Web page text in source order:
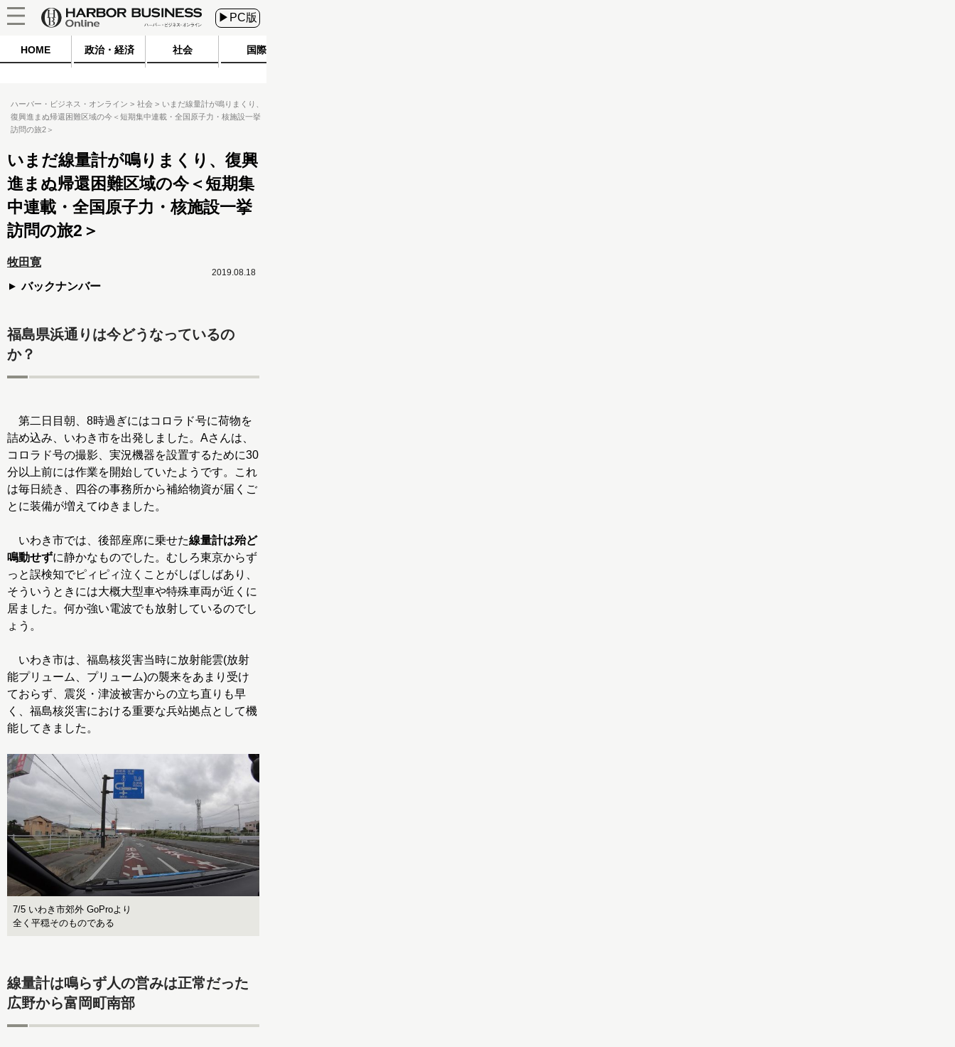
▶PC版
HOME 政治・経済 社会 国際
ハーバー・ビジネス・オンライン 社会
いまだ線量計が鳴りまくり、
復興進まぬ帰還困難区域の今＜短期集中連載・全国原子力・核施設一挙
訪問の旅2＞
いまだ線量計が鳴りまくり、復興
進まぬ帰還困難区域の今＜短期集
中連載・全国原子力・核施設一挙
訪問の旅2＞
牧田寛
バックナンバー
2019.08.18
福島県浜通りは今どうなっているの
か？
第二日目朝、8時過ぎにはコロラド号に荷物を
詰め込み、いわき市を出発しました。Aさんは、
コロラド号の撮影、実況機器を設置するために30
分以上前には作業を開始していたようです。これ
は毎日続き、四谷の事務所から補給物資が届くご
とに装備が増えてゆきました。
いわき市では、後部座席に乗せた線量計は殆ど
鳴動せずに静かなものでした。むしろ東京からず
っと誤検知でピィピィ泣くことがしばしばあり、
そういうときには大概大型車や特殊車両が近くに
居ました。何か強い電波でも放射しているのでし
ょう。
いわき市は、福島核災害当時に放射能雲(放射
能プリューム、プリューム)の襲来をあまり受け
ておらず、震災・津波被害からの立ち直りも早
く、福島核災害における重要な兵站拠点として機
能してきました。
7/5 いわき市郊外 GoProより
全く平穏そのものである
線量計は鳴らず人の営みは正常だった
広野から富岡町南部